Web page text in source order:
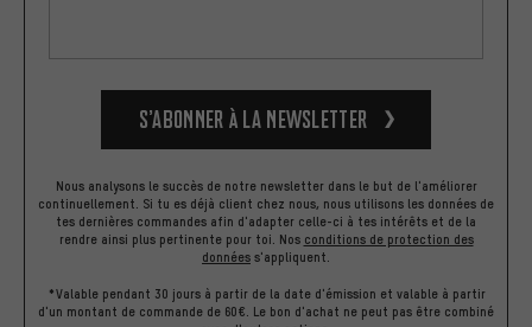
S’abonner à la newsletter
Nous analysons le succès de notre newsletter dans le but de l'améliorer
continuellement. Si tu es déjà client chez nous, nous utilisons les données de
tes dernières commandes afin d'adapter celle-ci à tes intérêts et de la
rendre ainsi plus pertinente pour toi. Nos conditions de protection des
données s'appliquent.
*Valable pendant 30 jours à partir de la date d'émission et valable à partir
d'un montant de commande de 60€. Le bon d'achat ne peut pas être combiné